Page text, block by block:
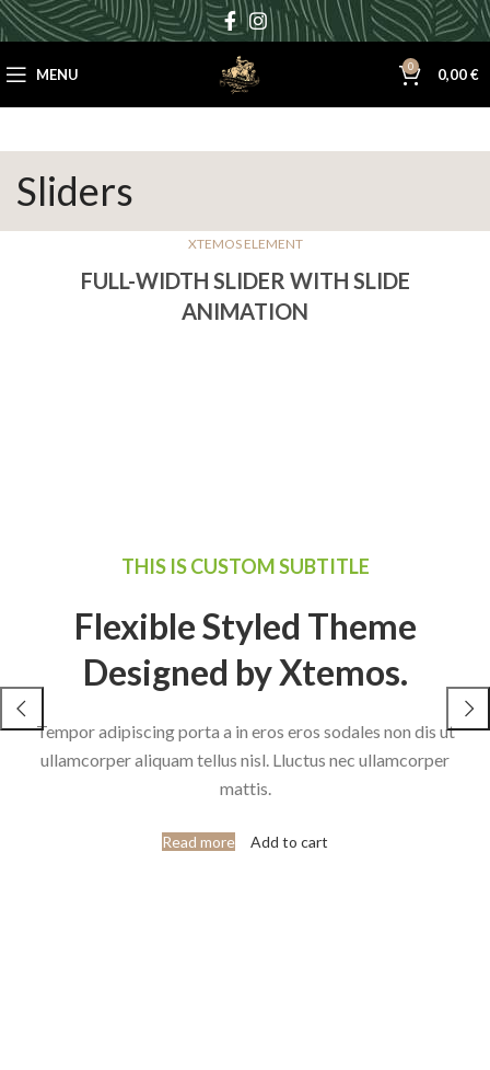
MENU 0 0,00€
Sliders
XTEMOS ELEMENT
FULL-WIDTH SLIDER WITH SLIDE
ANIMATION
THIS IS CUSTOM SUBTITLE
Flexible Styled Theme
Designed by Xtemos.
Tempor adipiscing porta a in eros eros sodales non dis ut
ullamcorper aliquam tellus nisl. Lluctus nec ullamcorper
mattis.
Read more Add to cart